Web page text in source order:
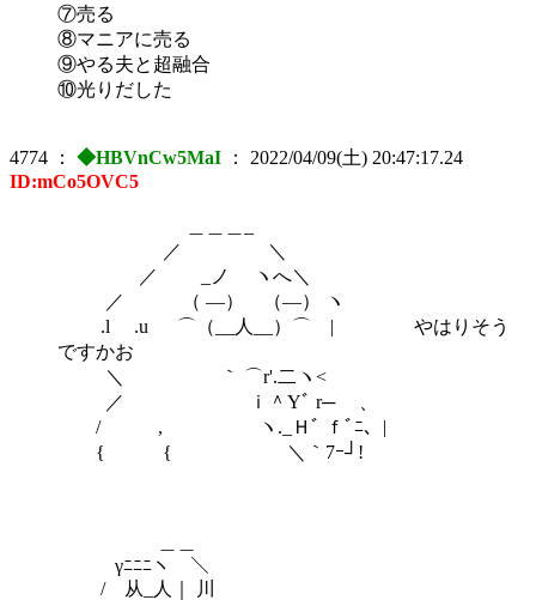
⑦売る
⑧マニアに売る
⑨やる夫と超融合
⑩光りだした
4774 ： ◆HBVnCw5MaI ： 2022/04/09(土) 20:47:17.24
ID:mCo5OVC5
／ ＼
／ _ノ ヽへ＼
／ （ ―） （―） ヽ
.l .u ⌒（__人__）⌒ | やはりそう
ですかお
＼ ｀ ⌒r'.二ヽ<
／ ｉ＾Yﾞ r─ ゝ、
/ , ヽ._Ｈﾞ ｆﾞﾆ、|
{ { ＼｀7ｰ┘!
γﾆﾆﾆヽ ＼
/ 从_人｜ 川